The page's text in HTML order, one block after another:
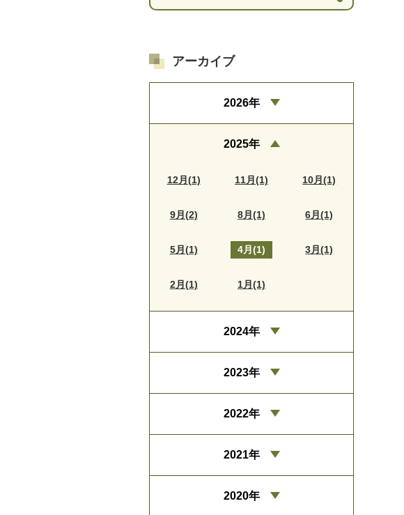
アーカイブ
2026年
2025年
12月(1) 11月(1) 10月(1)
9月(2) 8月(1) 6月(1)
5月(1) 4月(1) 3月(1)
2月(1) 1月(1)
2024年
2023年
2022年
2021年
2020年